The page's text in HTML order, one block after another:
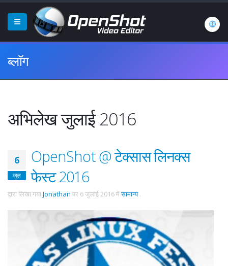
ब्लॉग
अभिलेख जुलाई 2016
6
जुल
OpenShot @ टेक्सास लिनक्स
फेस्ट 2016
द्वारा लिखा गयाJonathan पर 6 जुलाई 2016मेंसामान्य.